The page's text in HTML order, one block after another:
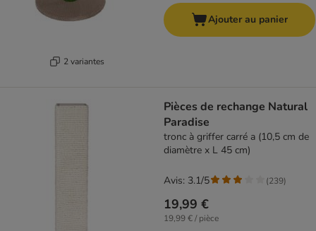
2 variantes
Ajouter au panier
Pièces de rechange Natural
Paradise
tronc à griffer carré a (10,5 cm de
diamètre x L 45 cm)
19,99 €
19,99 € / pièce
Avis: 3.1/5 (239)